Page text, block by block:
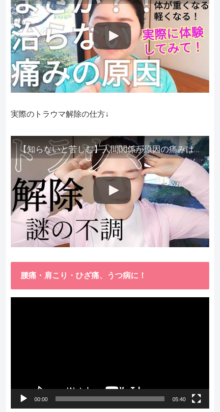
実際のトラウマ解除の仕方↓
【知らないと苦しむ】人間関係が原因の痛みはトラウマ解除が必須。病院に行っても原因不明で治らない不調はこれをしてからケアしてみてください。
腰痛・肩こり・ひざ痛、うつ病に！
00:00 05:40